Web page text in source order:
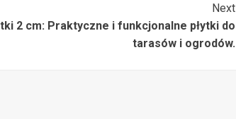
Next
2 cm: Praktyczne i funkcjonalne płytki do
tarasów i ogrodów.